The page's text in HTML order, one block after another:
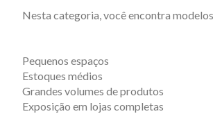
Nesta categoria, você encontra
Pequenos espaços
Estoques médios
Grandes volumes de produtos
Exposição em lojas completas